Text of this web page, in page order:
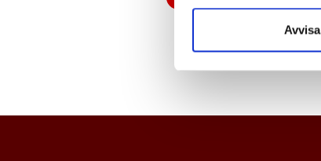
Avvisa